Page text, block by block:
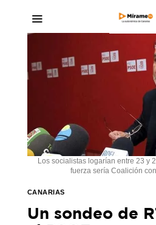
Los socialistas logarían entre 23 y
fuerza sería Coalición
CANARIAS
Un sondeo de